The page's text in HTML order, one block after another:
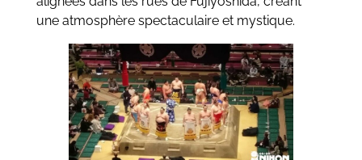
une atmosphère spectaculaire et mystique.